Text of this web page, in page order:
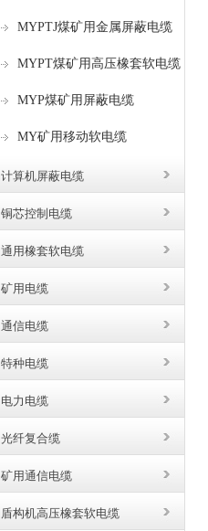
MYPTJ煤矿用金属屏蔽电缆
MYPT煤矿用高压橡套软电缆
MYP煤矿用屏蔽电缆
MY矿用移动软电缆
计算机屏蔽电缆
铜芯控制电缆
通用橡套软电缆
矿用电缆
通信电缆
特种电缆
电力电缆
光纤复合缆
矿用通信电缆
盾构机高压橡套软电缆